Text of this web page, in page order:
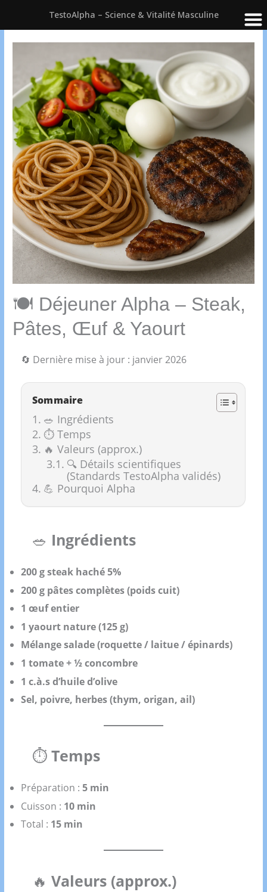
🍽️ Déjeuner Alpha – Steak,
Pâtes, Œuf & Yaourt
🔄 Dernière mise à jour : janvier 2026
Sommaire
🥗 Ingrédients
⏱ Temps
🔥 Valeurs (approx.)
🔍 Détails scientifiques
(Standards TestoAlpha validés)
💪 Pourquoi Alpha
🥗 Ingrédients
200 g steak haché 5%
200 g pâtes complètes (poids cuit)
1 œuf entier
1 yaourt nature (125 g)
Mélange salade (roquette / laitue / épinards)
1 tomate + ½ concombre
1 c.à.s d’huile d’olive
Sel, poivre, herbes (thym, origan, ail)
⏱ Temps
Préparation :5 min
Cuisson : 10 min
Total : 15 min
🔥 Valeurs (approx.)
TestoAlpha – Science & Vitalité Masculine